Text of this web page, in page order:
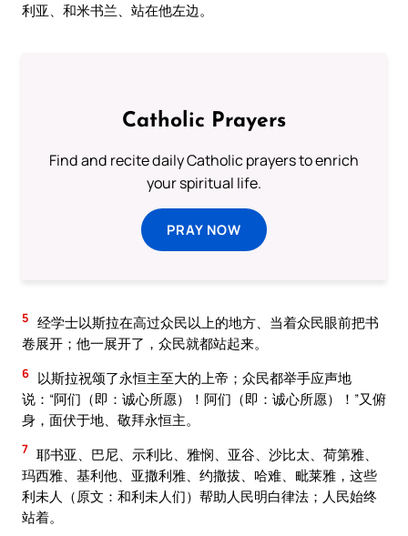
利亚、和米书兰、站在他左边。
Catholic Prayers
Find and recite daily Catholic prayers to enrich
your spiritual life.
PRAY NOW
5 经学士以斯拉在高过众民以上的地方、当着众民眼前把书
卷展开；他一展开了，众民就都站起来。
6 以斯拉祝颂了永恒主至大的上帝；众民都举手应声地
说：“阿们（即：诚心所愿）！阿们（即：诚心所愿）！”又俯
身，面伏于地、敬拜永恒主。
7 耶书亚、巴尼、示利比、雅悯、亚谷、沙比太、荷第雅、
玛西雅、基利他、亚撒利雅、约撒拔、哈难、毗莱雅，这些
利未人（原文：和利未人们）帮助人民明白律法；人民始终
站着。